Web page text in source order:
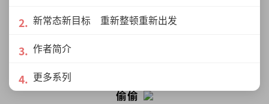
偷偷
新常态新目标 重新整顿重新出发
作者简介
更多系列